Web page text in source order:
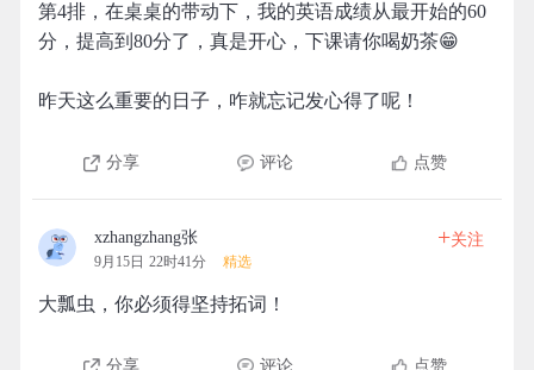
第4排，在桌桌的带动下，我的英语成绩从最开始的60
分，提高到80分了，真是开心，下课请你喝奶茶😁
昨天这么重要的日子，咋就忘记发心得了呢！
分享 评论 点赞
xzhangzhang张
9月15日 22时41分 精选
+关注
大瓢虫，你必须得坚持拓词！
分享 评论 点赞